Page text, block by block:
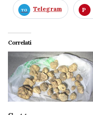
Telegram
Correlati